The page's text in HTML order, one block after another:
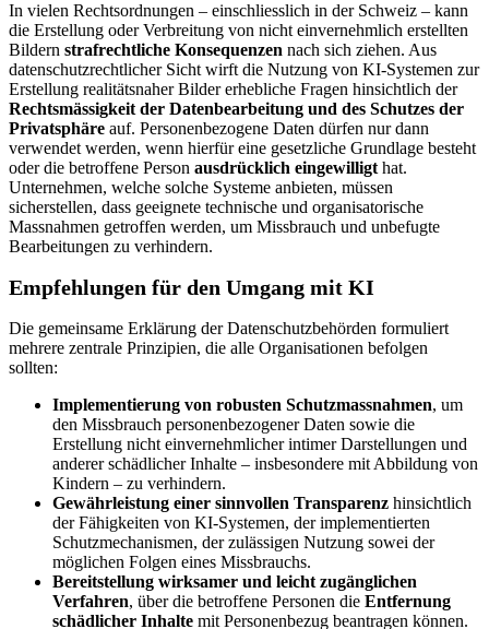
In vielen Rechtsordnungen – einschliesslich in der Schweiz – kann
die Erstellung oder Verbreitung von nicht einvernehmlich erstellten
Bildern strafrechtliche Konsequenzen nach sich ziehen. Aus
datenschutzrechtlicher Sicht wirft die Nutzung von KI-Systemen zur
Erstellung realitätsnaher Bilder erhebliche Fragen hinsichtlich der
Rechtsmässigkeit der Datenbearbeitung und des Schutzes der
Privatsphäre auf. Personenbezogene Daten dürfen nur dann
verwendet werden, wenn hierfür eine gesetzliche Grundlage besteht
oder die betroffene Person ausdrücklich eingewilligthat.
Unternehmen, welche solche Systeme anbieten, müssen
sicherstellen, dass geeignete technische und organisatorische
Massnahmen getroffen werden, um Missbrauch und unbefugte
Bearbeitungen zu verhindern.
Empfehlungen für den Umgang mit KI
Die gemeinsame Erklärung der Datenschutzbehörden formuliert
mehrere zentrale Prinzipien, die alle Organisationen befolgen
sollten:
Implementierung von robusten Schutzmassnahmen, um
den Missbrauch personenbezogener Daten sowie die
Erstellung nicht einvernehmlicher intimer Darstellungen und
anderer schädlicher Inhalte – insbesondere mit Abbildung von
Kindern – zu verhindern.
Gewährleistung einer sinnvollen Transparenz hinsichtlich
der Fähigkeiten von KI-Systemen, der implementierten
Schutzmechanismen, der zulässigen Nutzung sowei der
möglichen Folgen eines Missbrauchs.
Bereitstellung wirksamer und leicht zugänglichen
Verfahren, über die betroffene Personen die Entfernung
schädlicher Inhalte mit Personenbezug beantragen können.